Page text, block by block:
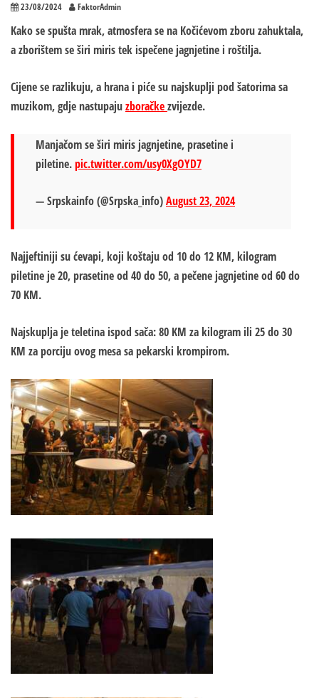
23/08/2024 FaktorAdmin
Kako se spušta mrak, atmosfera se na Kočićevom zboru zahuktala,
a zborištem se širi miris tek ispečene jagnjetine i roštilja.
Cijene se razlikuju, a hrana i piće su najskuplji pod šatorima sa
muzikom, gdje nastupajuzboračkezvijezde.
Manjačom se širi miris jagnjetine, prasetine i
piletine.pic.twitter.com/usy0XgOYD7
— Srpskainfo (@Srpska_info)August 23, 2024
Najjeftiniji su ćevapi, koji koštaju od 10 do 12 KM, kilogram
piletine je 20, prasetine od 40 do 50, a pečene jagnjetine od 60 do
70 KM.
Najskuplja je teletina ispod sača: 80 KM za kilogram ili 25 do 30
KM za porciju ovog mesa sa pekarski krompirom.